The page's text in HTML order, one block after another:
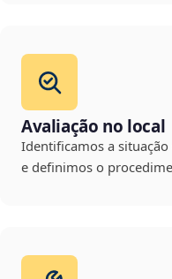
Avaliação no local
Identificamos a
e definimos o